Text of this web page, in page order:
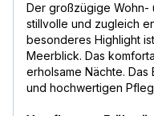
Der großzügige Wohn-
stillvolle und zugleich
besonderes Highlight
Meerblick. Das
erholsame Nächte. Das
und hochwertigen